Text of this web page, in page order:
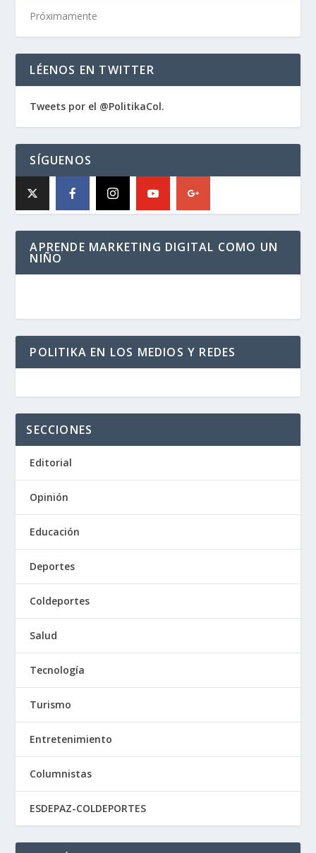
Próximamente
LÉENOS EN TWITTER
Tweets por el @PolitikaCol.
SÍGUENOS
APRENDE MARKETING DIGITAL COMO UN
NIÑO
POLITIKA EN LOS MEDIOS Y REDES
SECCIONES
Editorial
Opinión
Educación
Deportes
Coldeportes
Salud
Tecnología
Turismo
Entretenimiento
Columnistas
ESDEPAZ-COLDEPORTES